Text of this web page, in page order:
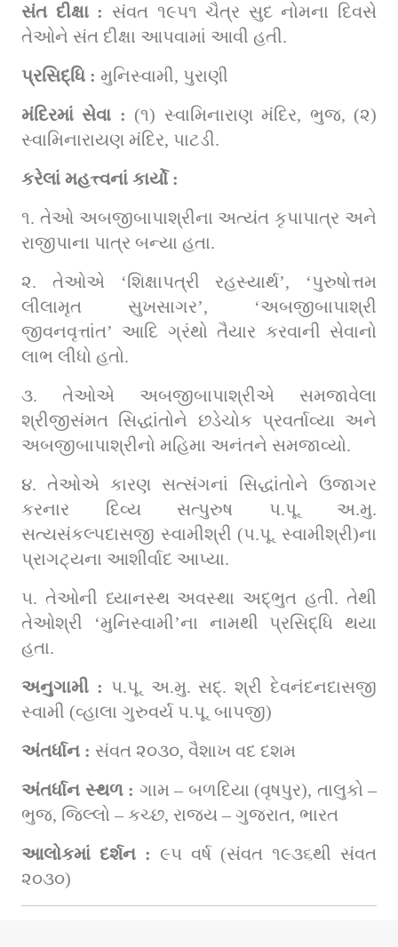
સંત દીક્ષા : સંવત ૧૯૫૧ ચૈત્ર સુદ નોમના દિવસે
તેઓને સંત દીક્ષા આપવામાં આવી હતી.
પ્રસિદ્ધિ : મુનિસ્વામી, પુરાણી
મંદિરમાં સેવા : (૧) સ્વામિનારાણ મંદિર, ભુજ, (૨)
સ્વામિનારાયણ મંદિર, પાટડી.
કરેલાં મહત્ત્વનાં કાર્યો :
૧. તેઓ અબજીબાપાશ્રીના અત્યંત કૃપાપાત્ર અને
રાજીપાના પાત્ર બન્યા હતા.
૨. તેઓએ ‘શિક્ષાપત્રી રહસ્યાર્થ’, ‘પુરુષોત્તમ
લીલામૃત સુખસાગર’, ‘અબજીબાપાશ્રી
જીવનવૃત્તાંત’ આદિ ગ્રંથો તૈયાર કરવાની સેવાનો
લાભ લીધો હતો.
૩. તેઓએ અબજીબાપાશ્રીએ સમજાવેલા
શ્રીજીસંમત સિદ્ધાંતોને છડેચોક પ્રવર્તાવ્યા અને
અબજીબાપાશ્રીનો મહિમા અનંતને સમજાવ્યો.
૪. તેઓએ કારણ સત્સંગનાં સિદ્ધાંતોને ઉજાગર
કરનાર દિવ્ય સત્પુરુષ પ.પૂ. અ.મુ.
સત્યસંકલ્પદાસજી સ્વામીશ્રી (પ.પૂ. સ્વામીશ્રી)ના
પ્રાગટ્યના આશીર્વાદ આપ્યા.
૫. તેઓની ધ્યાનસ્થ અવસ્થા અદ્ભુત હતી. તેથી
તેઓશ્રી ‘મુનિસ્વામી’ના નામથી પ્રસિદ્ધિ થયા
હતા.
અનુગામી : પ.પૂ. અ.મુ. સદ્. શ્રી દેવનંદનદાસજી
સ્વામી (વ્હાલા ગુરુવર્ય પ.પૂ. બાપજી)
અંતર્ધાન : સંવત ૨૦૩૦, વૈશાખ વદ દશમ
અંતર્ધાન સ્થળ : ગામ – બળદિયા (વૃષપુર), તાલુકો –
ભુજ, જિલ્લો – કચ્છ, રાજ્ય – ગુજરાત, ભારત
આલોકમાં દર્શન : ૯૫ વર્ષ (સંવત ૧૯૩૬થી સંવત
૨૦૩૦)